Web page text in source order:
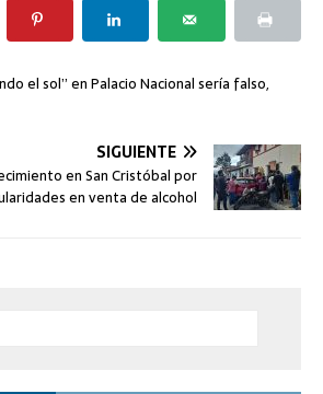
el sol” en Palacio Nacional sería falso,
SIGUIENTE
en San Cristóbal por
en venta de alcohol